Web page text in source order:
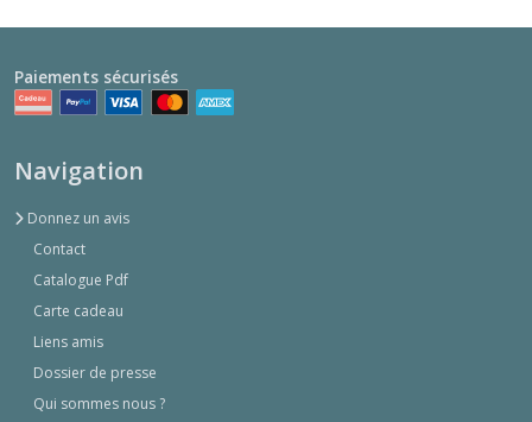
Paiements sécurisés
Navigation
Donnez un avis
Contact
Catalogue Pdf
Carte cadeau
Liens amis
Dossier de presse
Qui sommes nous ?